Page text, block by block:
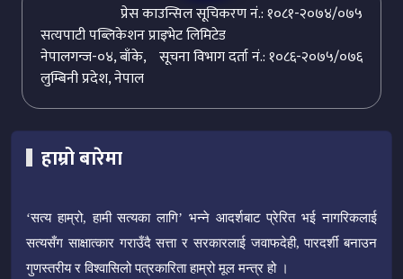
प्रेस काउन्सिल सूचिकरण नं.: १०८१-२०७४/०७५
सत्यपाटी पब्लिकेशन प्राइभेट लिमिटेड
सूचना विभाग दर्ता नं.: १०८६-२०७५/०७६
नेपालगन्ज-०४, बाँके,
लुम्बिनी प्रदेश, नेपाल
हाम्रो बारेमा
‘सत्य हाम्रो, हामी सत्यका लागि’ भन्ने आदर्शबाट प्रेरित भई नागरिकलाई
सत्यसँग साक्षात्कार गराउँदै सत्ता र सरकारलाई जवाफदेही, पारदर्शी बनाउन
गुणस्तरीय र विश्वासिलो पत्रकारिता हाम्रो मूल मन्त्र हो ।